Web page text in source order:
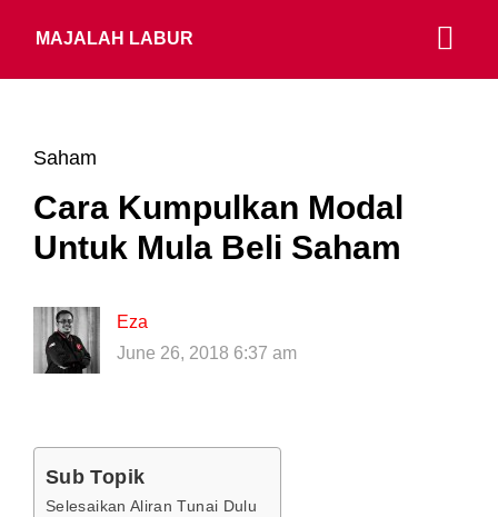
MAJALAH LABUR
Saham
Cara Kumpulkan Modal
Untuk Mula Beli Saham
Eza
June 26, 2018 6:37 am
Sub Topik
Selesaikan Aliran Tunai Dulu